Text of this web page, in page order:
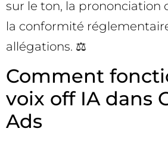
sur le ton, la prononciation
la conformité
allégations. ⚖️
Comment
voix off IA dans
Ads